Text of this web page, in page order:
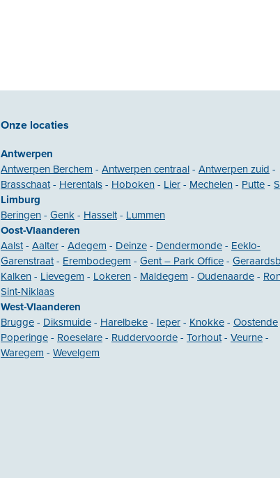
Onze locaties
Antwerpen
Antwerpen Berchem - Antwerpen centraal - Antwerpen zuid -
Brasschaat- Herentals - Hoboken - Lier - Mechelen - Putte -
Limburg
Beringen - Genk - Hasselt- Lummen
Oost-Vlaanderen
Aalst- Aalter - Adegem - Deinze - Dendermonde - Eeklo-
Garenstraat- Erembodegem - Gent – Park Office -
Kalken - Lievegem - Lokeren - Maldegem - Oudenaarde -
Sint-Niklaas
West-Vlaanderen
Brugge - Diksmuide - Harelbeke - Ieper - Knokke - Oostende
Poperinge - Roeselare - Ruddervoorde - Torhout- Veurne -
Waregem - Wevelgem